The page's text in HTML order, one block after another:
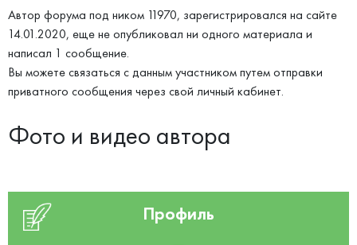
Автор форума под ником 11970, зарегистрировался на сайте
14.01.2020, еще не опубликовал ни одного материала и
написал 1 сообщение.
Вы можете связаться с данным участником путем отправки
приватного сообщения через свой личный кабинет.
Фото и видео автора
Профиль